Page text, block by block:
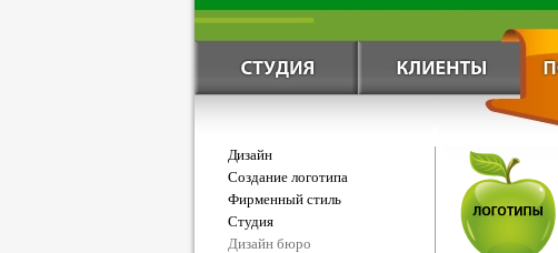
Дизайн
Создание логотипа
Фирменный стиль
Студия
Дизайн бюро